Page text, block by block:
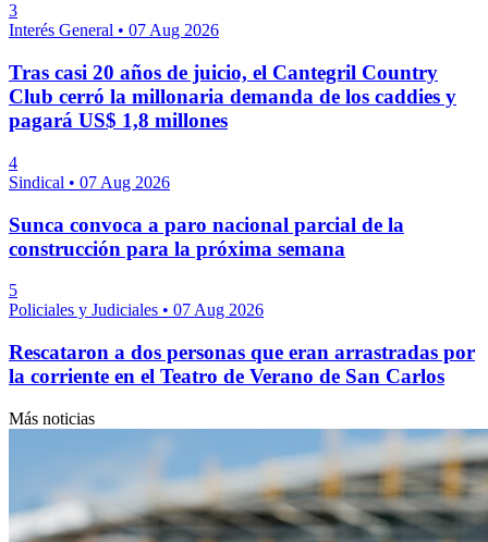
3
Interés General • 07 Aug 2026
Tras casi 20 años de juicio, el Cantegril Country
Club cerró la millonaria demanda de los caddies y
pagará US$ 1,8 millones
4
Sindical • 07 Aug 2026
Sunca convoca a paro nacional parcial de la
construcción para la próxima semana
5
Policiales y Judiciales • 07 Aug 2026
Rescataron a dos personas que eran arrastradas por
la corriente en el Teatro de Verano de San Carlos
Más noticias